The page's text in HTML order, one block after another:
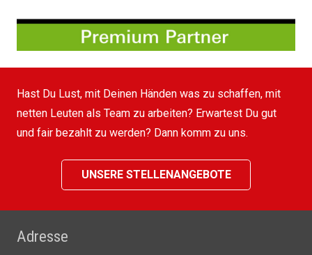
Hast Du Lust, mit Deinen Händen was zu schaffen, mit
netten Leuten als Team zu arbeiten? Erwartest Du gut
und fair bezahlt zu werden? Dann komm zu uns.
UNSERE STELLENANGEBOTE
Adresse